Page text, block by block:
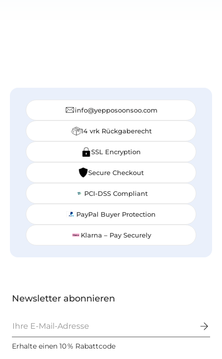
info@yepposoonsoo.com
14 vrk Rückgaberecht
SSL Encryption
Secure Checkout
PCI-DSS Compliant
PayPal Buyer Protection
Klarna – Pay Securely
Newsletter abonnieren
E-Mail
Erhalte einen 10 % Rabattcode